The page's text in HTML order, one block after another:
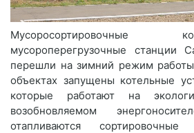
мусороперегрузочные станции
перешли на зимний режим
объектах запущены котельные
которые работают на
возобновляемом
отапливаются